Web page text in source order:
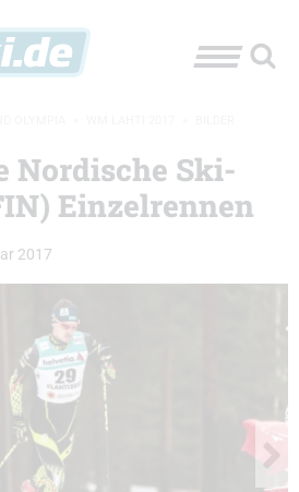
Nordische Ski-
Einzelrennen
2017